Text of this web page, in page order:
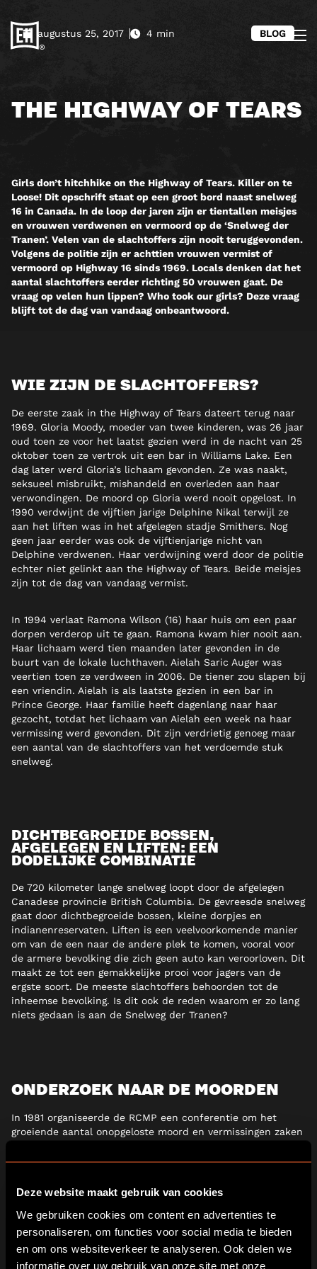
Deze website maakt gebruik van cookies
We gebruiken cookies om content en advertenties te
personaliseren, om functies voor social media te bieden
en om ons websiteverkeer te analyseren. Ook delen we
informatie over uw gebruik van onze site met onze
augustus 25, 2017 4 min BLOG
THE HIGHWAY OF TEARS
Girls don’t hitchhike on the Highway of Tears. Killer on te
Loose! Dit opschrift staat op een groot bord naast snelweg
16 in Canada. In de loop der jaren zijn er tientallen meisjes
en vrouwen verdwenen en vermoord op de ‘Snelweg der
Tranen’. Velen van de slachtoffers zijn nooit teruggevonden.
Volgens de politie zijn er achttien vrouwen vermist of
vermoord op Highway 16 sinds 1969. Locals denken dat het
aantal slachtoffers eerder richting 50 vrouwen gaat. De
vraag op velen hun lippen? Who took our girls? Deze vraag
blijft tot de dag van vandaag onbeantwoord.
WIE ZIJN DE SLACHTOFFERS?
De eerste zaak in the Highway of Tears dateert terug naar
1969. Gloria Moody, moeder van twee kinderen, was 26 jaar
oud toen ze voor het laatst gezien werd in de nacht van 25
oktober toen ze vertrok uit een bar in Williams Lake. Een
dag later werd Gloria’s lichaam gevonden. Ze was naakt,
seksueel misbruikt, mishandeld en overleden aan haar
verwondingen. De moord op Gloria werd nooit opgelost. In
1990 verdwijnt de vijftien jarige Delphine Nikal terwijl ze
aan het liften was in het afgelegen stadje Smithers. Nog
geen jaar eerder was ook de vijftienjarige nicht van
Delphine verdwenen. Haar verdwijning werd door de politie
echter niet gelinkt aan the Highway of Tears. Beide meisjes
zijn tot de dag van vandaag vermist.
In 1994 verlaat Ramona Wilson (16) haar huis om een paar
dorpen verderop uit te gaan. Ramona kwam hier nooit aan.
Haar lichaam werd tien maanden later gevonden in de
buurt van de lokale luchthaven. Aielah Saric Auger was
veertien toen ze verdween in 2006. De tiener zou slapen bij
een vriendin. Aielah is als laatste gezien in een bar in
Prince George. Haar familie heeft dagenlang naar haar
gezocht, totdat het lichaam van Aielah een week na haar
vermissing werd gevonden. Dit zijn verdrietig genoeg maar
een aantal van de slachtoffers van het verdoemde stuk
snelweg.
DICHTBEGROEIDE BOSSEN,
AFGELEGEN EN LIFTEN: EEN
DODELIJKE COMBINATIE
De 720 kilometer lange snelweg loopt door de afgelegen
Canadese provincie British Columbia. De gevreesde snelweg
gaat door dichtbegroeide bossen, kleine dorpjes en
indianenreservaten. Liften is een veelvoorkomende manier
om van de een naar de andere plek te komen, vooral voor
de armere bevolking die zich geen auto kan veroorloven. Dit
maakt ze tot een gemakkelijke prooi voor jagers van de
ergste soort. De meeste slachtoffers behoorden tot de
inheemse bevolking. Is dit ook de reden waarom er zo lang
niets gedaan is aan de Snelweg der Tranen?
ONDERZOEK NAAR DE MOORDEN
In 1981 organiseerde de RCMP een conferentie om het
groeiende aantal onopgeloste moord en vermissingen zaken
British Columbia. 40 detectives woonden deze conferentie
antwoorden. In 2005 werd project E-PANA opgericht. 18